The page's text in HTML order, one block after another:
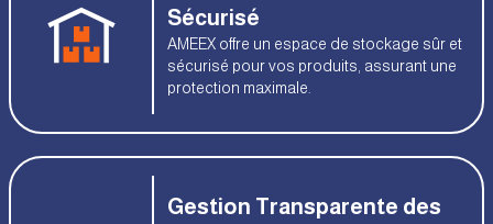
Sécurisé
AMEEX offre un espace de stockage sûr et
sécurisé pour vos produits, assurant une
protection maximale.
Gestion Transparente des